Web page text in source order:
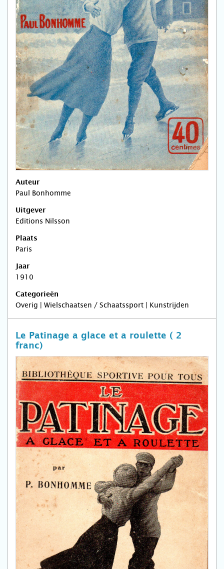
Auteur
Paul Bonhomme
Uitgever
Editions Nilsson
Plaats
Paris
Jaar
1910
Categorieën
Overig | Wielschaatsen / Schaatssport | Kunstrijden
Le Patinage a glace et a roulette ( 2
franc)